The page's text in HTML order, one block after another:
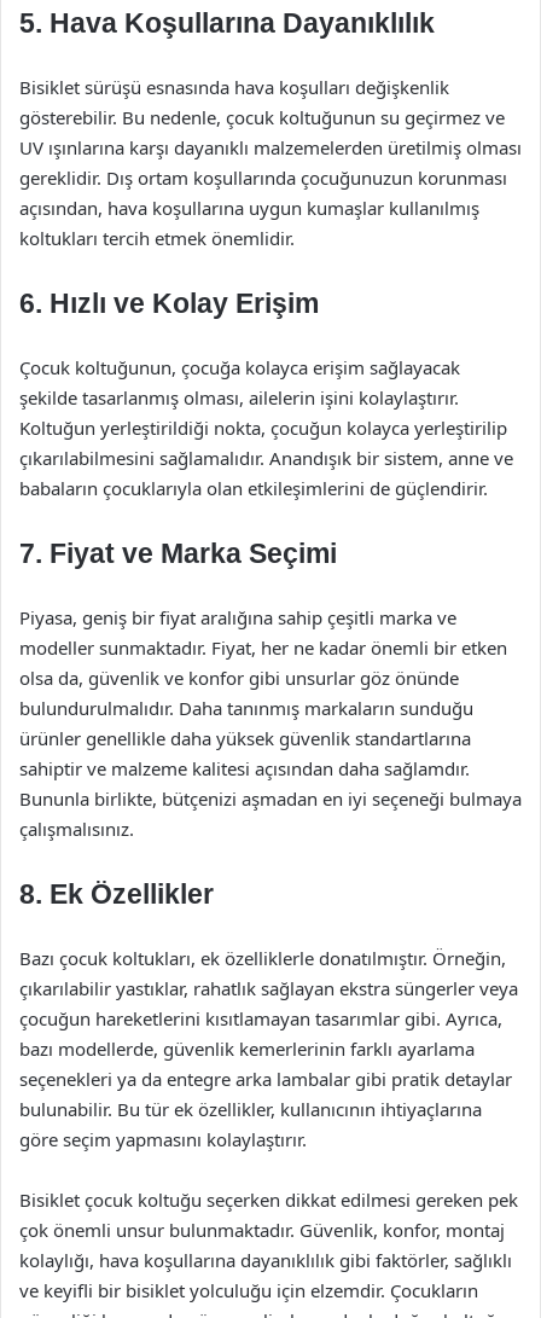
5. Hava Koşullarına Dayanıklılık
Bisiklet sürüşü esnasında hava koşulları değişkenlik
gösterebilir. Bu nedenle, çocuk koltuğunun su geçirmez ve
UV ışınlarına karşı dayanıklı malzemelerden üretilmiş olması
gereklidir. Dış ortam koşullarında çocuğunuzun korunması
açısından, hava koşullarına uygun kumaşlar kullanılmış
koltukları tercih etmek önemlidir.
6. Hızlı ve Kolay Erişim
Çocuk koltuğunun, çocuğa kolayca erişim sağlayacak
şekilde tasarlanmış olması, ailelerin işini kolaylaştırır.
Koltuğun yerleştirildiği nokta, çocuğun kolayca yerleştirilip
çıkarılabilmesini sağlamalıdır. Anandışık bir sistem, anne ve
babaların çocuklarıyla olan etkileşimlerini de güçlendirir.
7. Fiyat ve Marka Seçimi
Piyasa, geniş bir fiyat aralığına sahip çeşitli marka ve
modeller sunmaktadır. Fiyat, her ne kadar önemli bir etken
olsa da, güvenlik ve konfor gibi unsurlar göz önünde
bulundurulmalıdır. Daha tanınmış markaların sunduğu
ürünler genellikle daha yüksek güvenlik standartlarına
sahiptir ve malzeme kalitesi açısından daha sağlamdır.
Bununla birlikte, bütçenizi aşmadan en iyi seçeneği bulmaya
çalışmalısınız.
8. Ek Özellikler
Bazı çocuk koltukları, ek özelliklerle donatılmıştır. Örneğin,
çıkarılabilir yastıklar, rahatlık sağlayan ekstra süngerler veya
çocuğun hareketlerini kısıtlamayan tasarımlar gibi. Ayrıca,
bazı modellerde, güvenlik kemerlerinin farklı ayarlama
seçenekleri ya da entegre arka lambalar gibi pratik detaylar
bulunabilir. Bu tür ek özellikler, kullanıcının ihtiyaçlarına
göre seçim yapmasını kolaylaştırır.
Bisiklet çocuk koltuğu seçerken dikkat edilmesi gereken pek
çok önemli unsur bulunmaktadır. Güvenlik, konfor, montaj
kolaylığı, hava koşullarına dayanıklılık gibi faktörler, sağlıklı
ve keyifli bir bisiklet yolculuğu için elzemdir. Çocukların